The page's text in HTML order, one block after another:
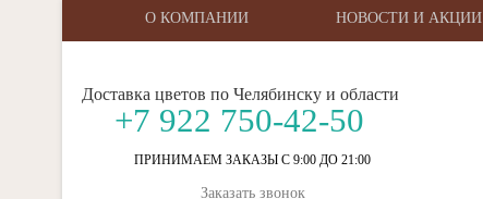
О КОМПАНИИ НОВОСТИ И АКЦИИ
Доставка цветов по Челябинску и области
+7 922 750-42-50
ПРИНИМАЕМ ЗАКАЗЫ С 9:00 ДО 21:00
Заказать звонок